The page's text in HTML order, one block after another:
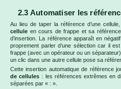
2.3 Automatiser les
Au lieu de taper la référence d’une
cellule en cours de frappe et sa
d’insertion. La référence apparaît en
proprement parler d’une sélection car il
frappe (avec un opérateur ou un
un clic dans une autre cellule pose sa
Cette insertion automatique de référence
de cellules : les références extrêmes en
séparées par « : ».